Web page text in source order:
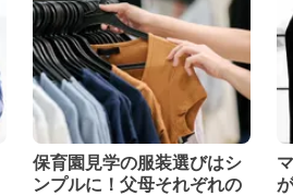
保育園見学の服装選びはシ
ンプルに！父母それぞれの